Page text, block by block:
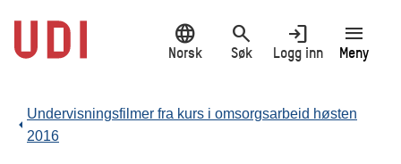
hovedinnhold
language
Norsk
search
Søk
login
Logg inn
menu
Meny
Undervisningsfilmer fra kurs i omsorgsarbeid høsten
2016